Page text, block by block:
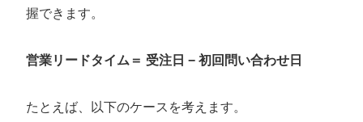
プロに無料相談をする
会社概要資料をダウンロー
ドする
握できます。
営業リードタイム＝ 受注日 − 初回問い合わせ日
たとえば、以下のケースを考えます。